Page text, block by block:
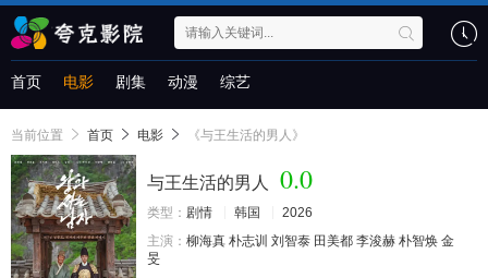
首页 电影 剧集 动漫 综艺
当前位置 首页 电影 《与王生活的男人》
与王生活的男人 0.0
类型： 剧情 韩国
2026
主演： 柳海真 朴志训 刘智泰 田美都 李浚赫 朴智焕 金
旻